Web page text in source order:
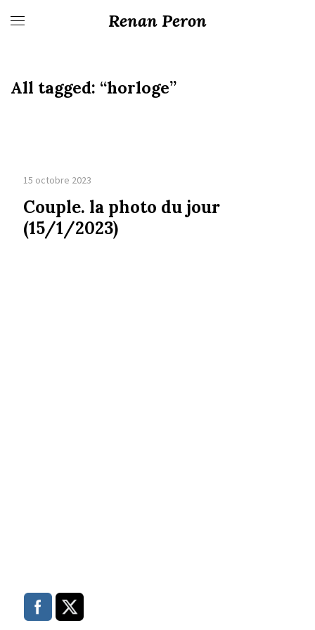
Renan Peron
All tagged: “horloge”
15 octobre 2023
Couple. la photo du jour
(15/1/2023)